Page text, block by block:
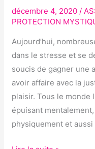
décembre 4, 2020/
PROTECTION
Aujourd’hui,
dans le stresse et se
soucis de gagner une
avoir affaire avec la
plaisir. Tous le monde
épuisant
physiquement et aussi